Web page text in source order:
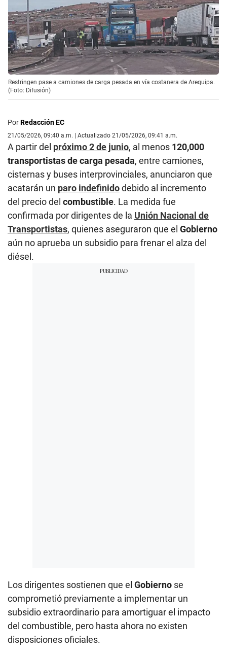
Restringen pase a camiones de carga pesada en vía costanera de Arequipa.
(Foto: Difusión)
PorRedacción EC
21/05/2026, 09:40 a.m. | Actualizado 21/05/2026, 09:41 a.m.
A partir del próximo 2 de junio, al menos 120,000
transportistas de carga pesada, entre camiones,
cisternas y buses interprovinciales, anunciaron que
acatarán un paro indefinidodebido al incremento
del precio del combustible. La medida fue
confirmada por dirigentes de la Unión Nacional de
Transportistas, quienes aseguraron que el Gobierno
aún no aprueba un subsidio para frenar el alza del
diésel.
Los dirigentes sostienen que el Gobierno se
comprometió previamente a implementar un
subsidio extraordinario para amortiguar el impacto
del combustible, pero hasta ahora no existen
disposiciones oficiales.